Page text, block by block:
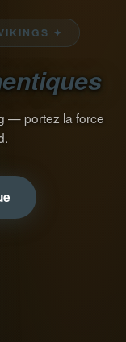
✦
— portez la force